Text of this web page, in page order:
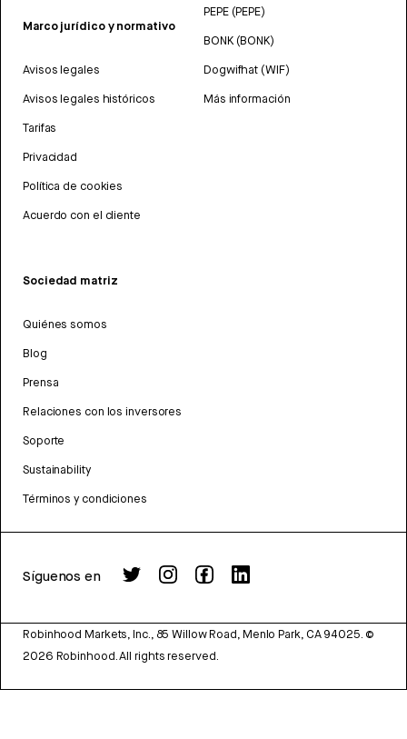
Marco jurídico y normativo
Avisos legales
Avisos legales históricos
Tarifas
Privacidad
Política de cookies
Acuerdo con el cliente
PEPE (PEPE)
BONK (BONK)
Dogwifhat (WIF)
Más información
Sociedad matriz
Quiénes somos
Blog
Prensa
Relaciones con los inversores
Soporte
Sustainability
Términos y condiciones
Síguenos en
Robinhood Markets, Inc., 85 Willow Road, Menlo Park, CA 94025. ©
2026 Robinhood. All rights reserved.